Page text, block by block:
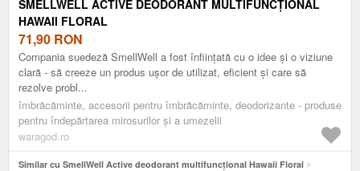
SMELLWELL ACTIVE DEODORANT MULTIFUNCȚIONAL
HAWAII FLORAL
71,90 RON
Compania suedeză SmellWell a fost înființată cu o idee și o viziune
clară - să creeze un produs ușor de utilizat, eficient și care să
rezolve probl...
îmbrăcăminte, accesorii pentru îmbrăcăminte, deodorizante - produse
pentru îndepărtarea mirosurilor și a umezelii
waragod.ro
Similar cu SmellWell Active deodorant multifuncțional Hawaii Floral